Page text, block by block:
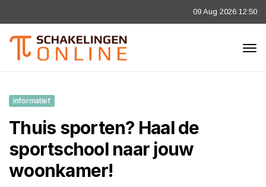
09 Aug 2026 12:50
Informatief
Thuis sporten? Haal de
sportschool naar jouw
woonkamer!